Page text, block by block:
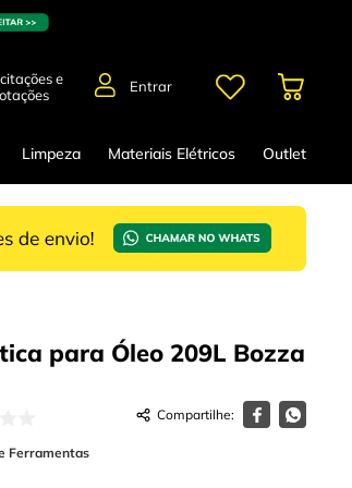
e
Entrar
Limpeza Materiais Elétricos Outlet
para Óleo 209L Bozza
Ferramentas